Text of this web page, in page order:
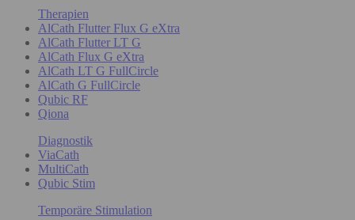
Therapien
AlCath Flutter Flux G eXtra
AlCath Flutter LT G
AlCath Flux G eXtra
AlCath LT G FullCircle
AlCath G FullCircle
Qubic RF
Qiona
Diagnostik
ViaCath
MultiCath
Qubic Stim
Temporäre Stimulation